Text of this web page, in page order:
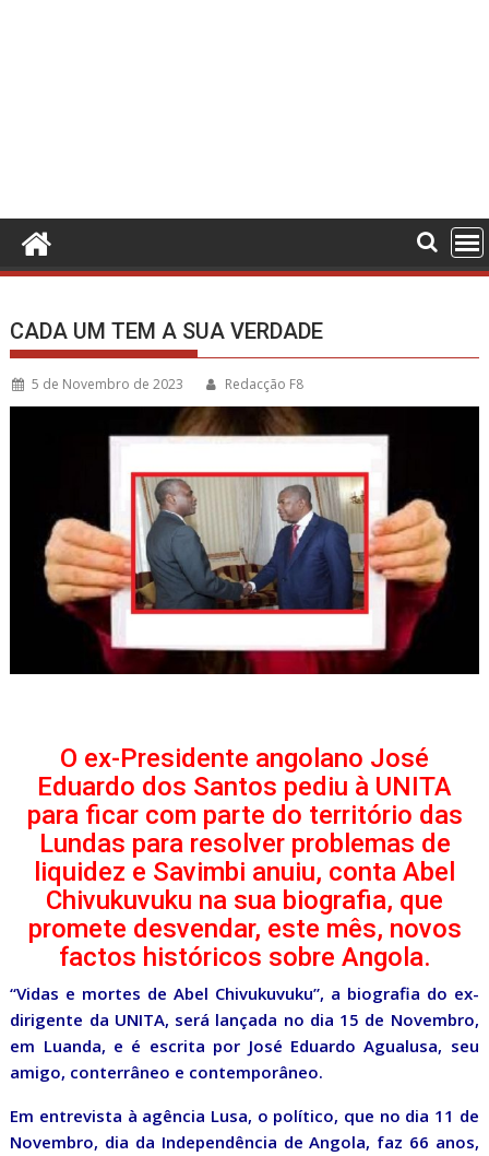
CADA UM TEM A SUA VERDADE
5 de Novembro de 2023 Redacção F8
O ex-Presidente angolano José
Eduardo dos Santos pediu à UNITA
para ficar com parte do território das
Lundas para resolver problemas de
liquidez e Savimbi anuiu, conta Abel
Chivukuvuku na sua biografia, que
promete desvendar, este mês, novos
factos históricos sobre Angola.
“Vidas e mortes de Abel Chivukuvuku”, a biografia do ex-
dirigente da UNITA, será lançada no dia 15 de Novembro,
em Luanda, e é escrita por José Eduardo Agualusa, seu
amigo, conterrâneo e contemporâneo.
Em entrevista à agência Lusa, o político, que no dia 11 de
Novembro, dia da Independência de Angola, faz 66 anos,